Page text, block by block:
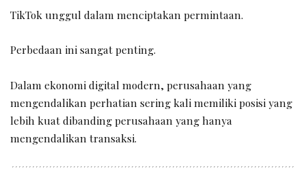
TikTok unggul dalam menciptakan permintaan.
Perbedaan ini sangat penting.
Dalam ekonomi digital modern, perusahaan yang
mengendalikan perhatian sering kali memiliki posisi yang
lebih kuat dibanding perusahaan yang hanya
mengendalikan transaksi.